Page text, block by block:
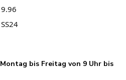
9.96
SS24
Montag bis Freitag von 9 Uhr bis